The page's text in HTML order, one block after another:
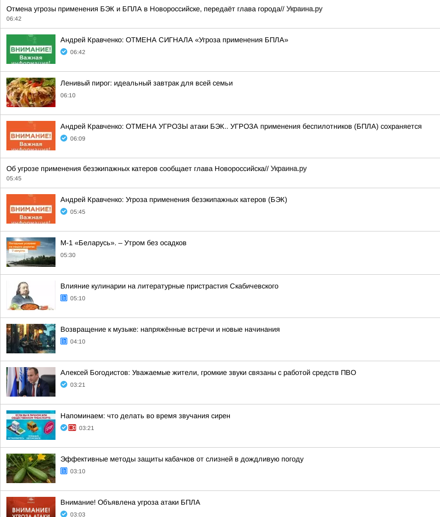
Отмена угрозы применения БЭК и БПЛА в Новороссийске, передаёт глава города// Украина.ру
06:42
Андрей Кравченко: ОТМЕНА СИГНАЛА «Угроза применения БПЛА»
06:42
Ленивый пирог: идеальный завтрак для всей семьи
06:10
Андрей Кравченко: ОТМЕНА УГРОЗЫ атаки БЭК.. УГРОЗА применения беспилотников (БПЛА) сохраняется
06:09
Об угрозе применения безэкипажных катеров сообщает глава Новороссийска// Украина.ру
05:45
Андрей Кравченко: Угроза применения безэкипажных катеров (БЭК)
05:45
М-1 «Беларусь». – Утром без осадков
05:30
Влияние кулинарии на литературные пристрастия Скабичевского
05:10
Возвращение к музыке: напряжённые встречи и новые начинания
04:10
Алексей Богодистов: Уважаемые жители, громкие звуки связаны с работой средств ПВО
03:21
Напоминаем: что делать во время звучания сирен
03:21
Эффективные методы защиты кабачков от слизней в дождливую погоду
03:10
Внимание! Объявлена угроза атаки БПЛА
03:03